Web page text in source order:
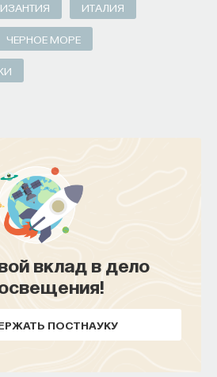
ИТАЛИЯ
ЧЕРНОЕ МОРЕ
вклад в дело
ПОСТНАУКУ